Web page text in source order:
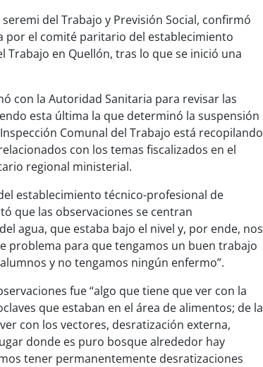
del Trabajo y Previsión Social, confirmó
por el comité paritario del establecimiento
Trabajo en Quellón, tras lo que se inició una
con la Autoridad Sanitaria para revisar las
esta última la que determinó la suspensión
Comunal del Trabajo está recopilando
con los temas fiscalizados en el
regional ministerial.
establecimiento técnico-profesional de
que las observaciones se centran
agua, que estaba bajo el nivel y, por ende, nos
problema para que tengamos un buen trabajo
y no tengamos ningún enfermo”.
fue “algo que tiene que ver con la
que estaban en el área de alimentos; de la
con los vectores, desratización externa,
donde es puro bosque alrededor hay
tener permanentemente desratizaciones